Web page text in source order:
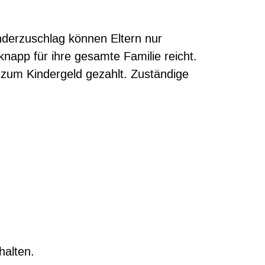
können Eltern nur
für ihre gesamte Familie reicht.
Kindergeld gezahlt. Zuständige